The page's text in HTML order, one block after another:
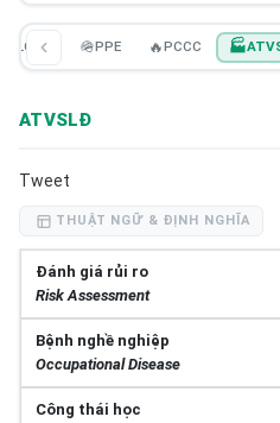
LOTO 🪖PPE 🔥PCCC 🏭
ATVSLĐ
Tweet
THUẬT NGỮ & ĐỊNH NGHĨA
Đánh giá rủi ro
Risk Assessment
Bệnh nghề nghiệp
Occupational Disease
Công thái học